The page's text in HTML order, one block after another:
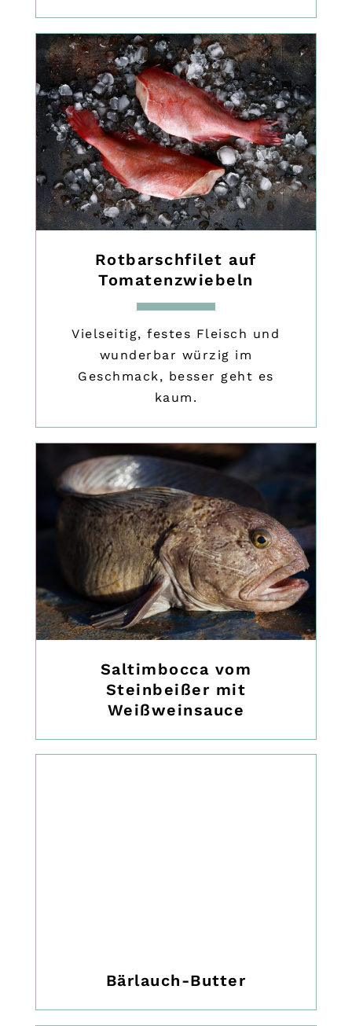
Rotbarschfilet auf
Tomatenzwiebeln
Vielseitig, festes Fleisch und
wunderbar würzig im
Geschmack, besser geht es
kaum.
Saltimbocca vom
Steinbeißer mit
Weißweinsauce
Bärlauch-Butter